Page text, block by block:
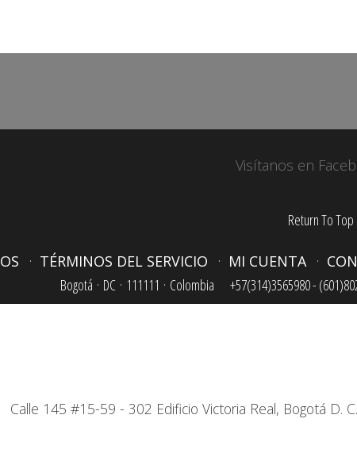
Visítanos en
Return To Top
TÉRMINOS DEL SERVICIO MI CUENTA
Bogotá · DC · 111111 · Colombia +57(314)3565980 -
Calle 145 #15-59 - 302 Edificio Victoria Real, Bogotá